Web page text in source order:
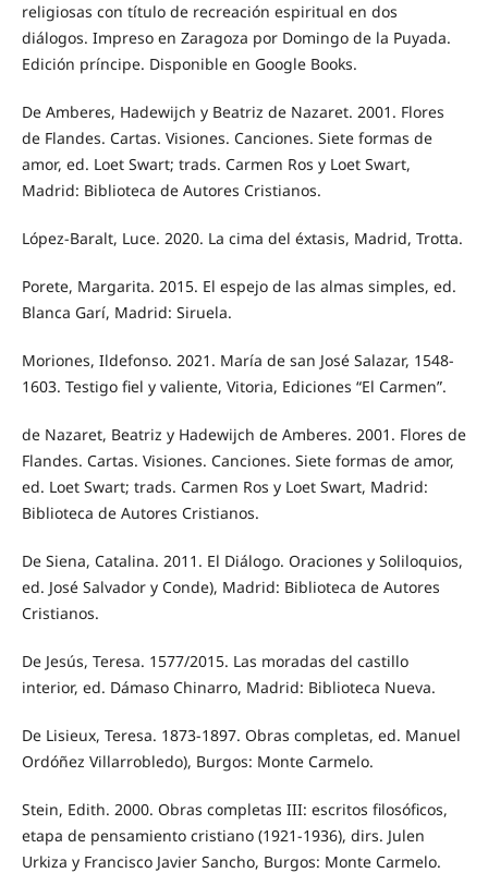
religiosas con título de recreación espiritual en dos
diálogos. Impreso en Zaragoza por Domingo de la Puyada.
Edición príncipe. Disponible en Google Books.
De Amberes, Hadewijch y Beatriz de Nazaret. 2001. Flores
de Flandes. Cartas. Visiones. Canciones. Siete formas de
amor, ed. Loet Swart; trads. Carmen Ros y Loet Swart,
Madrid: Biblioteca de Autores Cristianos.
López-Baralt, Luce. 2020. La cima del éxtasis, Madrid, Trotta.
Porete, Margarita. 2015. El espejo de las almas simples, ed.
Blanca Garí, Madrid: Siruela.
Moriones, Ildefonso. 2021. María de san José Salazar, 1548-
1603. Testigo fiel y valiente, Vitoria, Ediciones “El Carmen”.
de Nazaret, Beatriz y Hadewijch de Amberes. 2001. Flores de
Flandes. Cartas. Visiones. Canciones. Siete formas de amor,
ed. Loet Swart; trads. Carmen Ros y Loet Swart, Madrid:
Biblioteca de Autores Cristianos.
De Siena, Catalina. 2011. El Diálogo. Oraciones y Soliloquios,
ed. José Salvador y Conde), Madrid: Biblioteca de Autores
Cristianos.
De Jesús, Teresa. 1577/2015. Las moradas del castillo
interior, ed. Dámaso Chinarro, Madrid: Biblioteca Nueva.
De Lisieux, Teresa. 1873-1897. Obras completas, ed. Manuel
Ordóñez Villarrobledo), Burgos: Monte Carmelo.
Stein, Edith. 2000. Obras completas III: escritos filosóficos,
etapa de pensamiento cristiano (1921-1936), dirs. Julen
Urkiza y Francisco Javier Sancho, Burgos: Monte Carmelo.